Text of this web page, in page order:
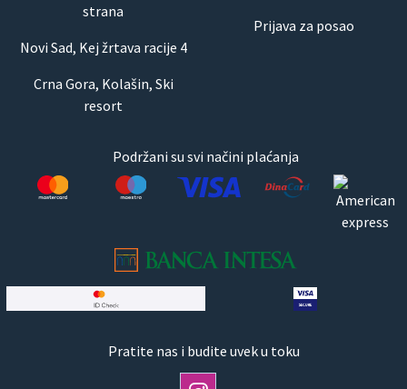
strana
Novi Sad, Kej žrtava racije 4
Crna Gora, Kolašin, Ski
resort
Prijava za posao
Podržani su svi načini plaćanja
Pratite nas i budite uvek u toku